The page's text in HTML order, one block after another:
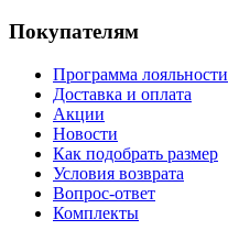
Покупателям
Программа лояльности
Доставка и оплата
Акции
Новости
Как подобрать размер
Условия возврата
Вопрос-ответ
Комплекты